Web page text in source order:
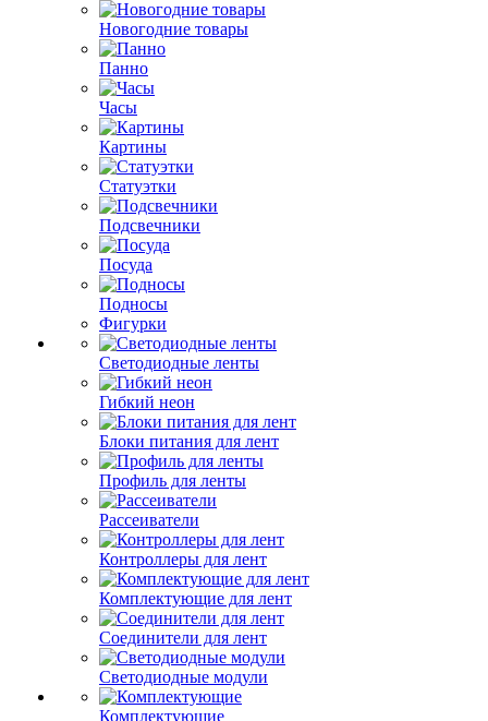
Новогодние товары
Панно
Часы
Картины
Статуэтки
Подсвечники
Посуда
Подносы
Фигурки
Светодиодные ленты
Гибкий неон
Блоки питания для лент
Профиль для ленты
Рассеиватели
Контроллеры для лент
Комплектующие для лент
Соединители для лент
Светодиодные модули
Комплектующие